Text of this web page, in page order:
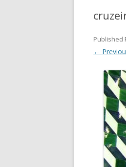
Published
←